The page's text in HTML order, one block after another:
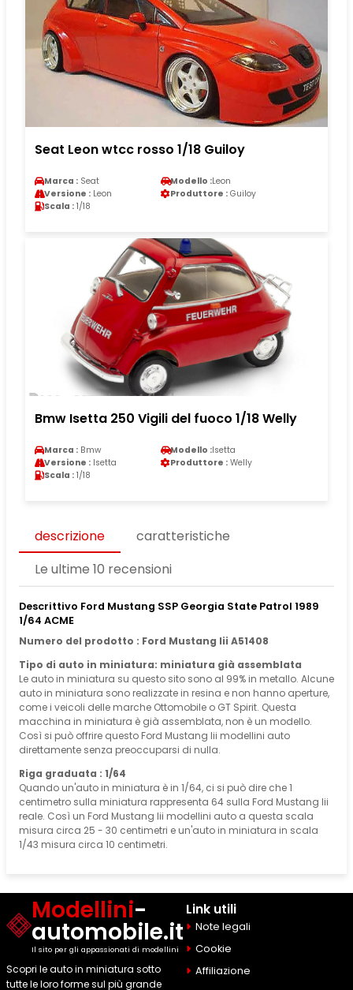
Seat Leon wtcc rosso 1/18 Guiloy
Marca : Seat Modello :Leon
Versione : Leon Produttore : Guiloy
Scala : 1/18
Bmw Isetta 250 Vigili del fuoco 1/18 Welly
Marca : Bmw Modello :Isetta
Versione : Isetta Produttore : Welly
Scala : 1/18
descrizione
caratteristiche
Le ultime 10 recensioni
Descrittivo Ford Mustang SSP Georgia State Patrol 1989
1/64 ACME
Numero del prodotto : Ford Mustang Iii A51408
Tipo di auto in miniatura: miniatura già assemblata
Le auto in miniatura su questo sito sono al 99% in metallo. Alcune
auto in miniatura sono realizzate in resina e non hanno aperture,
come i veicoli delle marche Ottomobile o GT Spirit. Questa
macchina in miniatura è già assemblata, non è un modello.
Così si può offrire questo Ford Mustang Iii modellini auto
direttamente senza preoccuparsi di nulla.
Riga graduata : 1/64
Quando un'auto in miniatura è in 1/64, ci si può dire che 1
centimetro sulla miniatura rappresenta 64 sulla Ford Mustang Iii
reale. Così un Ford Mustang Iii modellini auto a questa scala
misura circa 25 - 30 centimetri e un'auto in miniatura in scala
1/43 misura circa 10 centimetri.
Modellini-
automobile.it
Il sito per gli appassionati di modellini
Scopri le auto in miniatura sotto
tutte le loro forme sul più grande
Link utili
Note legali
Cookie
Affiliazione